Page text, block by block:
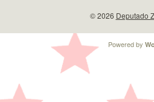
© 2026 Deputado
Powered by